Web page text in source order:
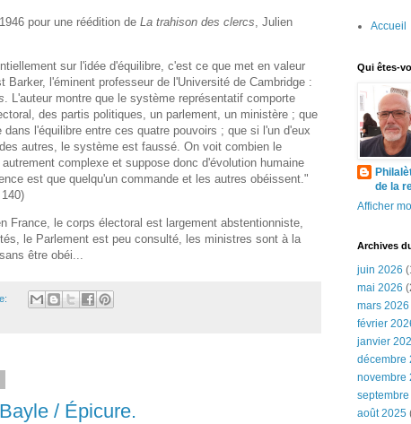
pour une réédition de La trahison des clercs , Julien
sur l'idée d'équilibre, c'est ce que met en valeur
Barker, l'éminent professeur de l'Université de Cambridge :
. L'auteur montre que le système représentatif comporte
des partis politiques, un parlement, un ministère ; que
l'équilibre entre ces quatre pouvoirs ; que si l'un d'eux
autres, le système est faussé. On voit combien le
complexe et suppose donc d'évolution humaine
est que quelqu'un commande et les autres obéissent."
France, le corps électoral est largement abstentionniste,
le Parlement est peu consulté, les ministres sont à la
être obéi...
/ Épicure.
Accueil
Qui êtes-
de la
Afficher
Archives
juin 2026
mai 2026
mars 2026
février
janvier
décembre
novembre
août 2025